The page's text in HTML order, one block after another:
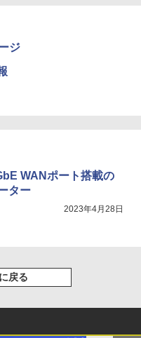
ジ
WANポート搭載の
ター
2023年4月28日
戻る